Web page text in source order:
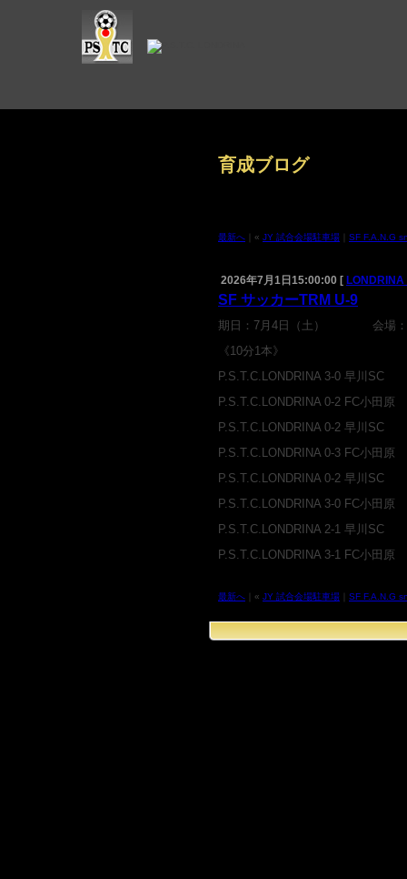
育成ブログ
最新へ ｜« JY 試合会場駐車場 SF F.A.N.G
2026年7月1日15:00:00 [ LONDRINA
SF サッカーTRM U-9
期日：7月4日（土） 会場：
《10分1本》
P.S.T.C.LONDRINA 3-0 早川SC
P.S.T.C.LONDRINA 0-2 FC小田原
P.S.T.C.LONDRINA 0-2 早川SC
P.S.T.C.LONDRINA 0-3 FC小田原
P.S.T.C.LONDRINA 0-2 早川SC
P.S.T.C.LONDRINA 3-0 FC小田原
P.S.T.C.LONDRINA 2-1 早川SC
P.S.T.C.LONDRINA 3-1 FC小田原
最新へ ｜« JY 試合会場駐車場 SF F.A.N.G